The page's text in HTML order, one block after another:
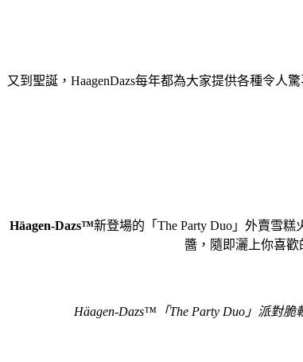
又到聖誕，HaagenDazs每年都為大家提供各種令人
Häagen-Dazs™新登場的「The Party Duo」外賣雪
醬，隨即灑上你喜
Häagen-Dazs™「The Party Duo」派對